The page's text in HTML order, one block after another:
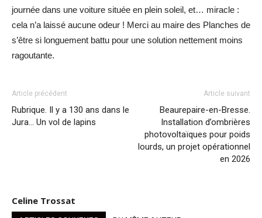
journée dans une voiture située en plein soleil, et… miracle :
cela n’a laissé aucune odeur ! Merci au maire des Planches de
s’être si longuement battu pour une solution nettement moins
ragoutante.
Article précédent
Rubrique. Il y a 130 ans dans le
Jura… Un vol de lapins
Article suivant
Beaurepaire-en-Bresse.
Installation d’ombrières
photovoltaïques pour poids
lourds, un projet opérationnel
en 2026
Celine Trossat